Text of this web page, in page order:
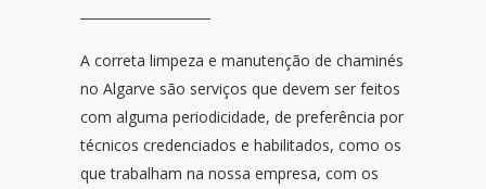
A correta limpeza e manutenção de chaminés
no Algarve são serviços que devem ser feitos
com alguma periodicidade, de preferência por
técnicos credenciados e habilitados, como os
que trabalham na nossa empresa, com os